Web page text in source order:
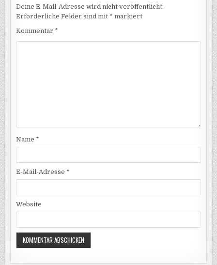
Deine E-Mail-Adresse wird nicht veröffentlicht.
Erforderliche Felder sind mit * markiert
Kommentar *
Name *
E-Mail-Adresse *
Website